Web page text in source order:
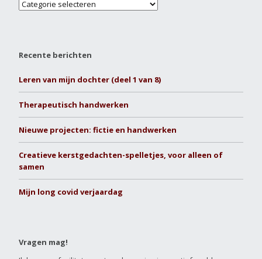
Recente berichten
Leren van mijn dochter (deel 1 van 8)
Therapeutisch handwerken
Nieuwe projecten: fictie en handwerken
Creatieve kerstgedachten-spelletjes, voor alleen of
samen
Mijn long covid verjaardag
Vragen mag!